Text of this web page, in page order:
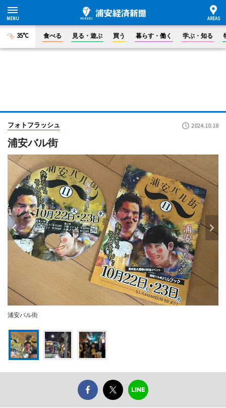
35°C 食べる 見る・遊ぶ 買う 暮らす・働く 学ぶ・知る
フォトフラッシュ 2024.10.18
浦安バル街
浦安バル街